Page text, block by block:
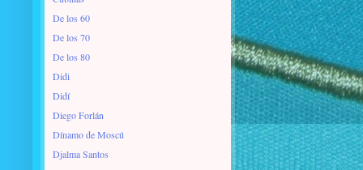
De los 60
De los 70
De los 80
Didi
Didí
Diego Forlán
Dínamo de Moscú
Djalma Santos